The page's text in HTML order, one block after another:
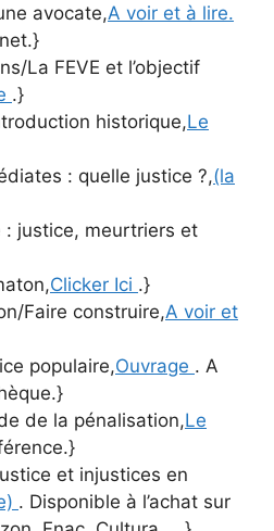
avocate,A voir et à lire.
La FEVE et l’objectif
.}
historique,Le
: quelle justice ?,(la
: justice, meurtriers et
Clicker Ici .}
Faire construire,A voir et
populaire,Ouvrage . A
de la pénalisation,Le
et injustices en
. Disponible à l’achat sur